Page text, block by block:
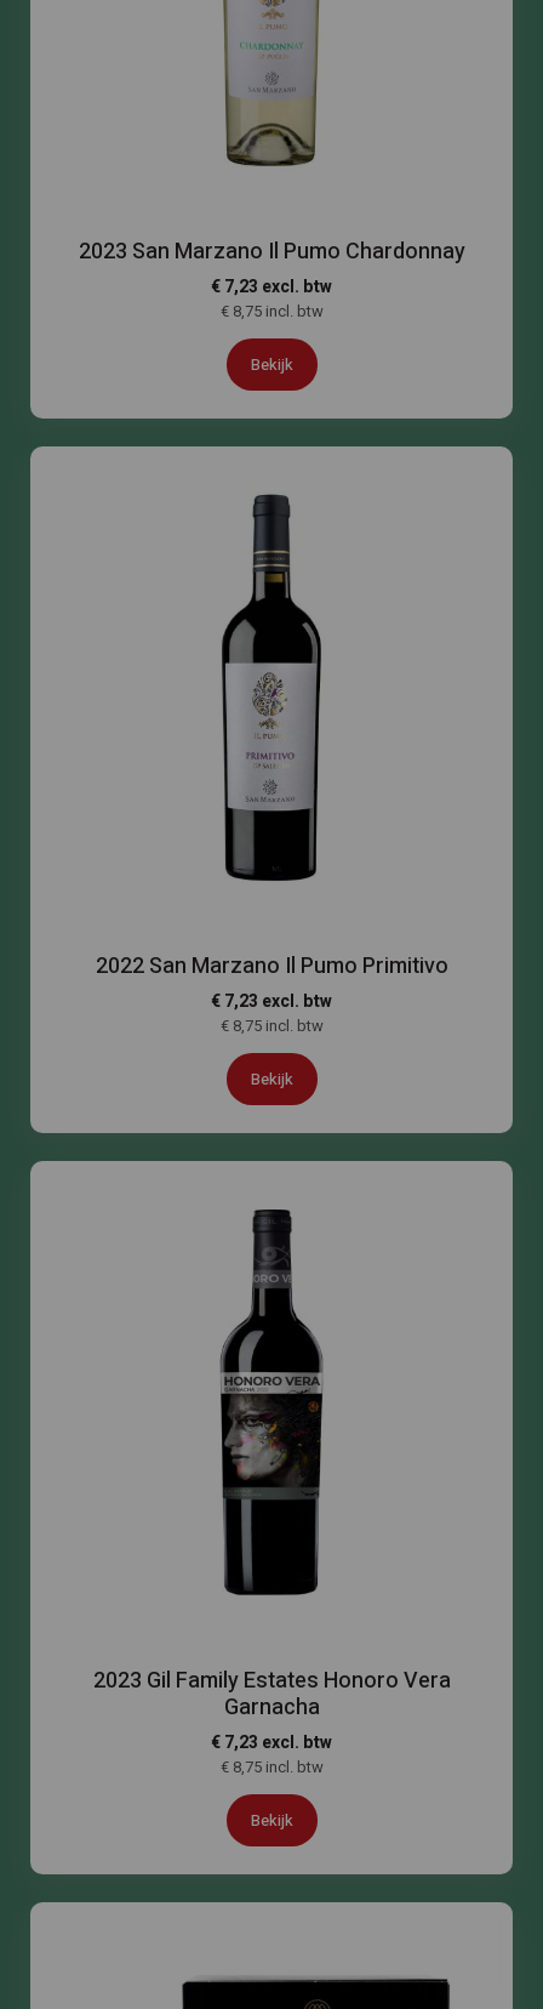
2023 San Marzano Il Pumo Chardonnay
€ 7,23 excl. btw
€ 8,75 incl. btw
Bekijk
2022 San Marzano Il Pumo Primitivo
€ 7,23 excl. btw
€ 8,75 incl. btw
Bekijk
2023 Gil Family Estates Honoro Vera
Garnacha
€ 7,23 excl. btw
€ 8,75 incl. btw
Bekijk